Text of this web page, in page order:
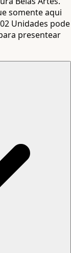
somente aqui
Unidades pode
presentear